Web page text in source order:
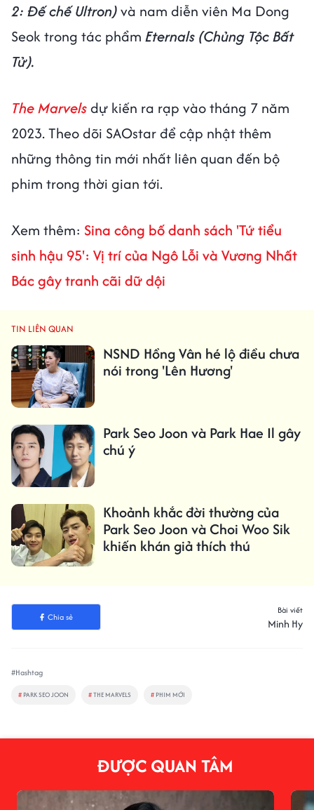
2: Đế chế Ultron)và nam diễn viên Ma Dong
Seok trong tác phẩm Eternals (Chủng Tộc Bất
Tử).
The Marvelsdự kiến ​​ra rạp vào tháng 7 năm
2023. Theo dõi SAOstar để cập nhật thêm
những thông tin mới nhất liên quan đến bộ
phim trong thời gian tới.
Xem thêm: Sina công bố danh sách 'Tứ tiểu
sinh hậu 95': Vị trí của Ngô Lỗi và Vương Nhất
Bác gây tranh cãi dữ dội
TIN LIÊN QUAN
NSND Hồng Vân hé lộ điều chưa
nói trong 'Lên Hương'
Park Seo Joon và Park Hae Il gây
chú ý
Khoảnh khắc đời thường của
Park Seo Joon và Choi Woo Sik
khiến khán giả thích thú
Chia sẻ
Bài viết
Minh Hy
#Hashtag
# PARK SEO JOON #THE MARVELS # PHIM MỚI
ĐƯỢC QUAN TÂM